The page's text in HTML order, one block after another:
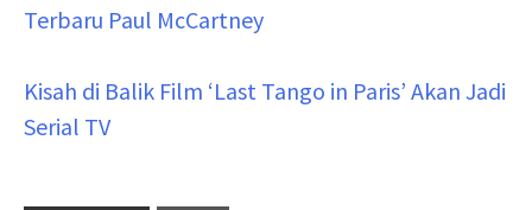
Terbaru Paul McCartney
Kisah di Balik Film ‘Last Tango in Paris’ Akan Jadi
Serial TV